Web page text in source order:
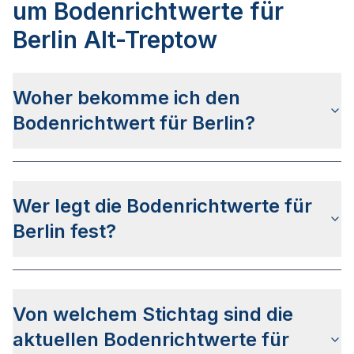
um Bodenrichtwerte für
Berlin Alt-Treptow
Woher bekomme ich den
Bodenrichtwert für Berlin?
Stadtteilseiten. Alternativ können Sie bei BORIS
Berlinnach Ihrer Adresse suchen bzw. beim
Wer legt die Bodenrichtwerte für
Berlin fest?
Stadt Berlinfestgelegt.
Der Ermittlungsbereich des Gutachterausschusses
Von welchem Stichtag sind die
aktuellen Bodenrichtwerte für